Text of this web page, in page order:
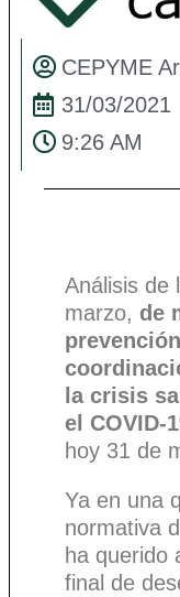
CEPYME
31/03/2021
9:26 AM
Análisis de
marzo, de
la crisis
el COVID-
hoy 31 de
Ya en una
normativa
ha querido
final de